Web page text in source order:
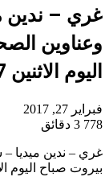
غري – ندين
وعناوين
اليوم الاثنين 27 شباط 2017
فبراير 27, 2017
778 3 دقائق
غري – ندين ميديا
بيروت صباح اليوم الاثنين 27